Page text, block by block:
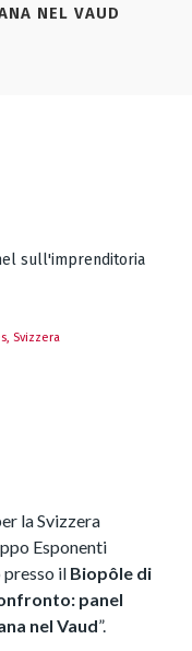
NEL VAUD
sull'imprenditoria
Svizzera
la Svizzera
Esponenti
presso il Biopôle di
panel
nel Vaud”.